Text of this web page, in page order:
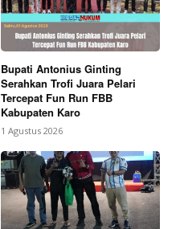
Bupati Antonius Ginting
Serahkan Trofi Juara Pelari
Tercepat Fun Run FBB
Kabupaten Karo
1 Agustus 2026